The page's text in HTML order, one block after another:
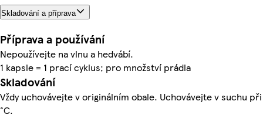
Skladování a příprava
Příprava a používání
Nepoužívejte na vlnu a hedvábí.
1 kapsle = 1 prací cyklus; pro množství prádla
Skladování
Vždy uchovávejte v originálním obale. Uchovávejte v suchu
°C.